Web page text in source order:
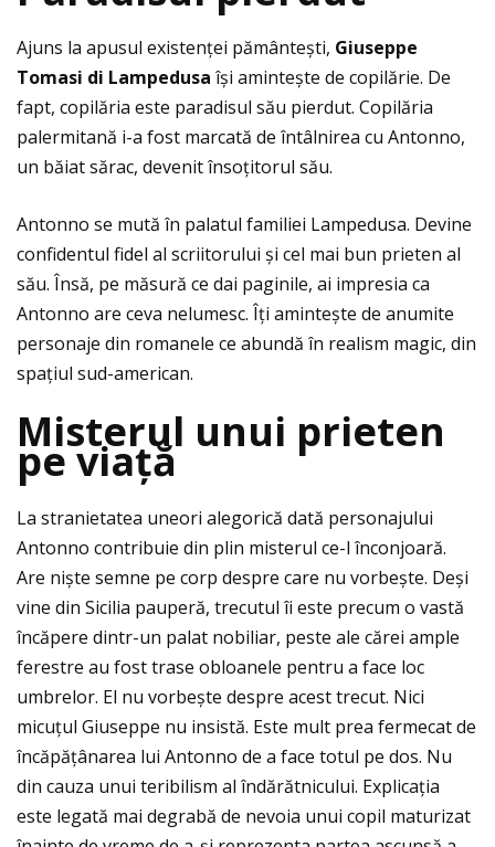
Ajuns la apusul existenţei pământești, Giuseppe
Tomasi di Lampedusa își amintește de copilărie. De
fapt, copilăria este paradisul său pierdut. Copilăria
palermitană i-a fost marcată de întâlnirea cu Antonno,
un băiat sărac, devenit însoţitorul său.
Antonno se mută în palatul familiei Lampedusa. Devine
confidentul fidel al scriitorului și cel mai bun prieten al
său. Însă, pe măsură ce dai paginile, ai impresia ca
Antonno are ceva nelumesc. Îţi amintește de anumite
personaje din romanele ce abundă în realism magic, din
spaţiul sud-american.
Misterul unui prieten
pe viaţă
La stranietatea uneori alegorică dată personajului
Antonno contribuie din plin misterul ce-l înconjoară.
Are niște semne pe corp despre care nu vorbește. Deși
vine din Sicilia pauperă, trecutul îi este precum o vastă
încăpere dintr-un palat nobiliar, peste ale cărei ample
ferestre au fost trase obloanele pentru a face loc
umbrelor. El nu vorbește despre acest trecut. Nici
micuţul Giuseppe nu insistă. Este mult prea fermecat de
încăpăţânarea lui Antonno de a face totul pe dos. Nu
din cauza unui teribilism al îndărătnicului. Explicaţia
este legată mai degrabă de nevoia unui copil maturizat